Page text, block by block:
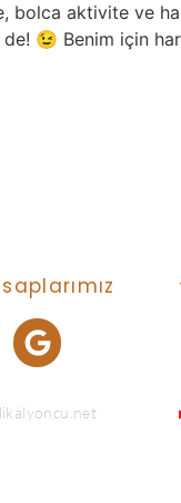
bolca aktivite ve
de! 😉 Benim için